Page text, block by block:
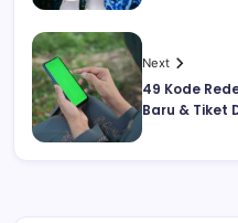
Next
49 Kode
Baru & Tiket